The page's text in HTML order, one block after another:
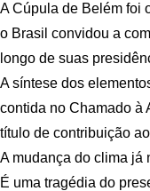
A Cúpula de Belém foi
o Brasil convidou a
longo de suas
A síntese dos
contida no Chamado à
título de contribuição
A mudança do clima já
É uma tragédia do